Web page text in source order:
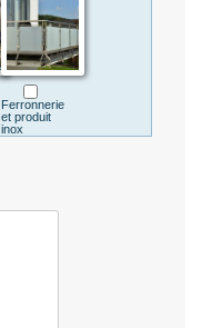
Ferronnerie
et produit
inox